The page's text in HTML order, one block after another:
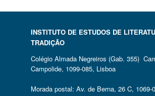
INSTITUTO DE ESTUDOS DE
TRADIÇÃO
Colégio Almada Negreiros (Gab. 355)
Campolide, 1099-085, Lisboa
Morada postal: Av. de Berna, 26 C, 1069-